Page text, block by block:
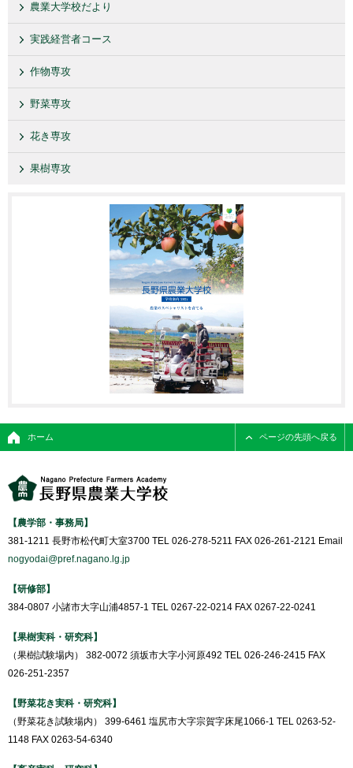
農業大学校だより
実践経営者コース
作物専攻
野菜専攻
花き専攻
果樹専攻
ホーム ページの先頭へ戻る
【農学部・事務局】
381-1211 長野市松代町大室3700 TEL 026-278-5211 FAX 026-261-2121 Email
nogyodai@pref.nagano.lg.jp
【研修部】
384-0807 小諸市大字山浦4857-1 TEL 0267-22-0214 FAX 0267-22-0241
【果樹実科・研究科】
（果樹試験場内） 382-0072 須坂市大字小河原492 TEL 026-246-2415 FAX
026-251-2357
【野菜花き実科・研究科】
（野菜花き試験場内） 399-6461 塩尻市大字宗賀字床尾1066-1 TEL 0263-52-
1148 FAX 0263-54-6340